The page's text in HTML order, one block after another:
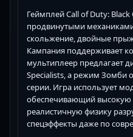
Геймплей Call of Duty: Black
продвинутыми
скольжение, двойные
Кампания поддерживает
мультиплеер предлагает
Specialists, а режим Зомби
серии. Игра использует
обеспечивающий высокую
реалистичную физику
спецэффекты даже по